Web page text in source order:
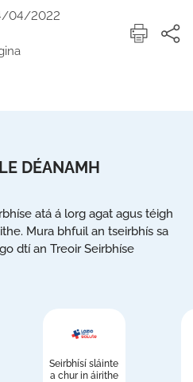
04/2022
DÉANAMH
atá á lorg agat agus téigh
Mura bhfuil an tseirbhís sa
dtí an Treoir Seirbhíse
Seirbhísí sláinte
a chur in áirithe